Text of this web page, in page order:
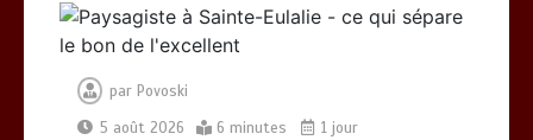
esprit
0
par Povoski
5 août 2026
6 minutes 1 jour